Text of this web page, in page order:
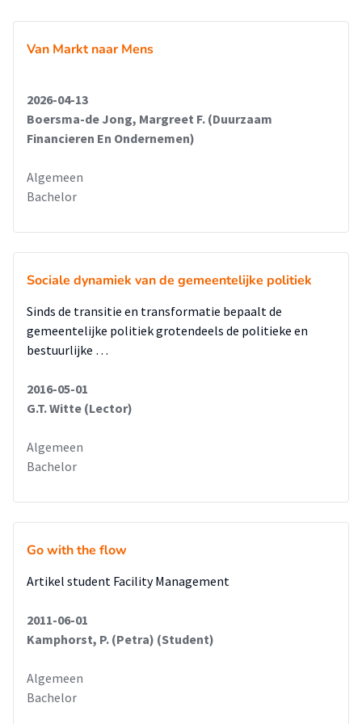
Van Markt naar Mens
2026-04-13
Boersma-de Jong, Margreet F. (Duurzaam
Financieren En Ondernemen)
Algemeen
Bachelor
Sociale dynamiek van de gemeentelijke politiek
Sinds de transitie en transformatie bepaalt de
gemeentelijke politiek grotendeels de politieke en
bestuurlijke …
2016-05-01
G.T. Witte (Lector)
Algemeen
Bachelor
Go with the flow
Artikel student Facility Management
2011-06-01
Kamphorst, P. (Petra) (Student)
Algemeen
Bachelor